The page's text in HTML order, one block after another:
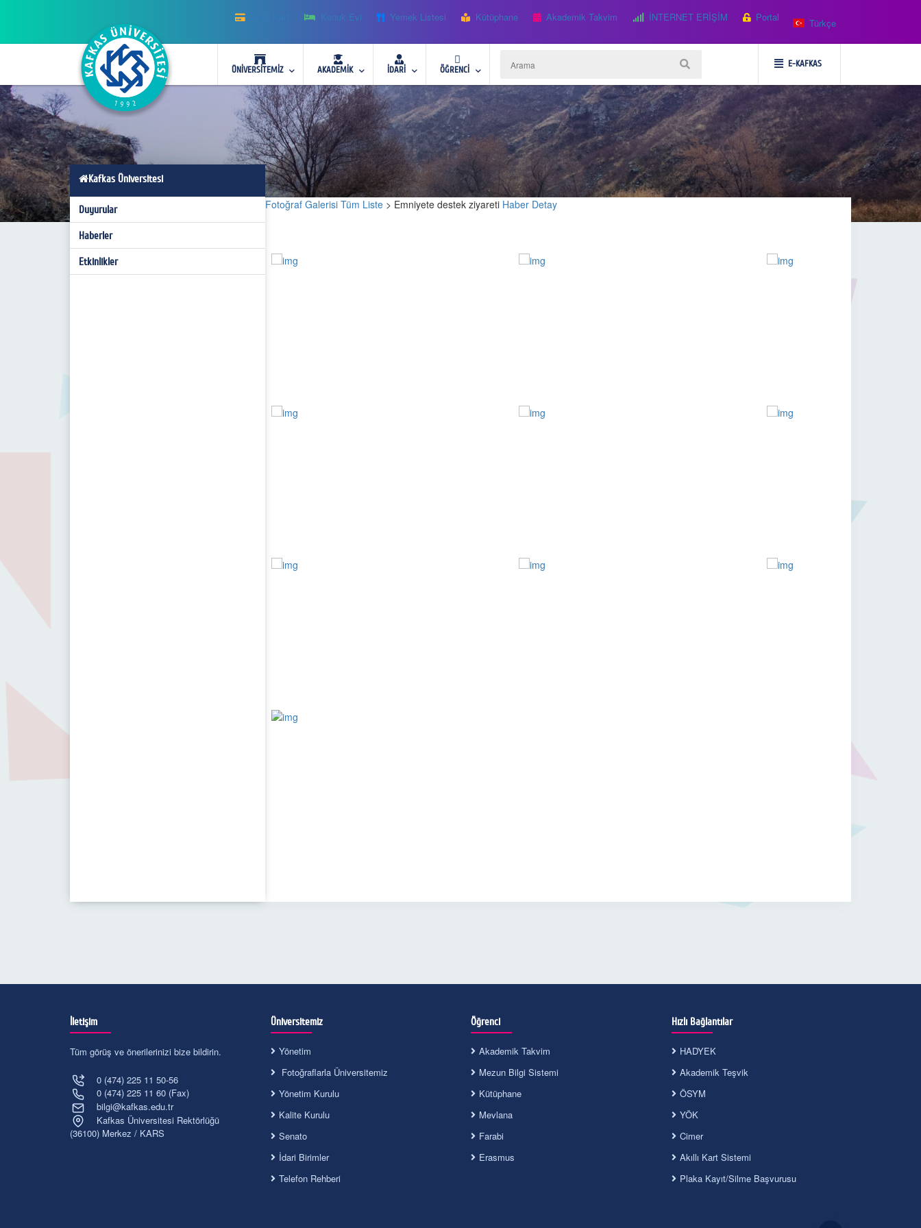
Konuk Evi Yemek Listesi Kütüphane Akademik Takvim İNTERNET ERİŞİM Portal Türkçe
ÜNİVERSİTEMİZ AKADEMİK İDARİ ÖĞRENCİ
E-KAFKAS
Kafkas Üniversitesi
Duyurular
Haberler
Etkinlikler
Fotoğraf Galerisi Tüm Liste > Emniyete destek ziyareti Haber Detay
İletişim
Tüm görüş ve önerilerinizi bize bildirin.
0 (474) 225 11 50-56
0 (474) 225 11 60 (Fax)
bilgi@kafkas.edu.tr
Kafkas Üniversitesi Rektörlüğü
(36100) Merkez / KARS
Üniversitemiz
Yönetim
Fotoğraflarla Üniversitemiz
Yönetim Kurulu
Kalite Kurulu
Senato
İdari Birimler
Telefon Rehberi
Öğrenci
Akademik Takvim
Mezun Bilgi Sistemi
Kütüphane
Mevlana
Farabi
Erasmus
Hızlı Bağlantılar
HADYEK
Akademik Teşvik
ÖSYM
YÖK
Cimer
Akıllı Kart Sistemi
Plaka Kayıt/Silme Başvurusu